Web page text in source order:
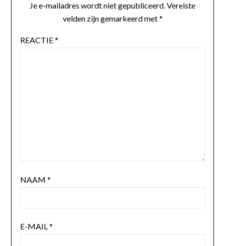
Je e-mailadres wordt niet gepubliceerd.Vereiste
velden zijn gemarkeerd met*
REACTIE*
NAAM *
E-MAIL*